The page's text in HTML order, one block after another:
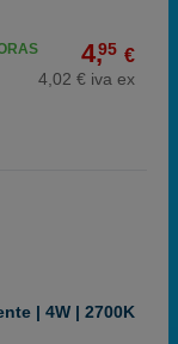
4,95 €
4,02 € iva ex
| 4W | 2700K